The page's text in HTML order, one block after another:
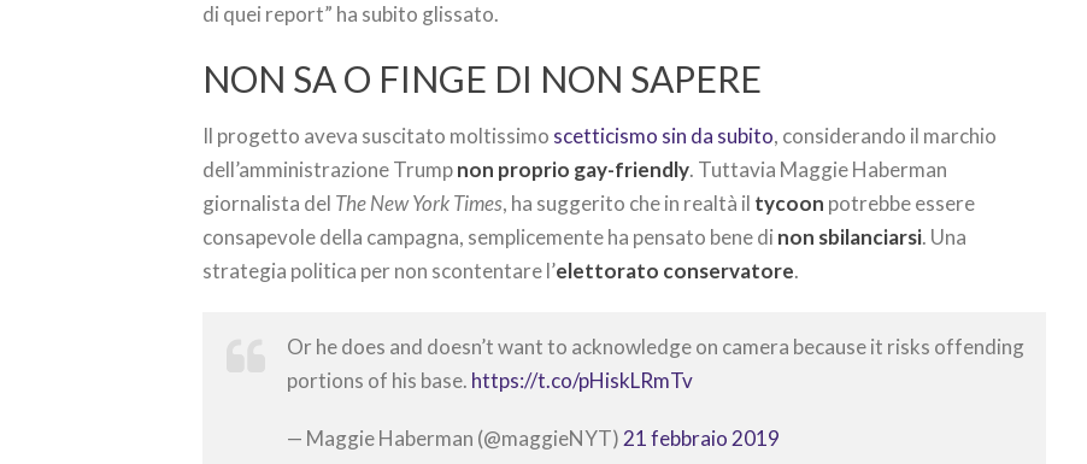
di quei report” ha subito glissato.
NON SA O FINGE DI NON SAPERE
Il progetto aveva suscitato moltissimo scetticismo sin da subito, considerando il marchio
dell’amministrazione Trumpnon proprio gay-friendly. Tuttavia Maggie Haberman
giornalista del The New York Times, ha suggerito che in realtà il tycoon potrebbe essere
consapevole della campagna, semplicemente ha pensato bene di non sbilanciarsi. Una
strategia politica per non scontentare l’elettorato conservatore.
Or he does and doesn’t want to acknowledge on camera because it risks offending
portions of his base. https://t.co/pHiskLRmTv
— Maggie Haberman (@maggieNYT) 21 febbraio 2019